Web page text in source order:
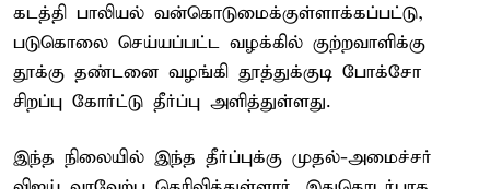
கடத்தி பாலியல் வன்கொடுமைக்குள்ளாக்கப்பட்டு,
படுகொலை செய்யப்பட்ட வழக்கில் குற்றவாளிக்கு
தூக்கு தண்டனை வழங்கி தூத்துக்குடி போக்சோ
சிறப்பு கோர்ட்டு தீர்ப்பு அளித்துள்ளது.
இந்த நிலையில் இந்த தீர்ப்புக்கு முதல்-அமைச்சர்